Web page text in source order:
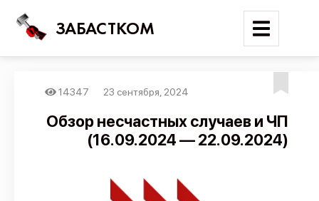
ЗАБАСТКОМ
Поиск
Карта событий
14347 23 сентября, 2024
Обзор несчастных случаев и ЧП
(16.09.2024 — 22.09.2024)